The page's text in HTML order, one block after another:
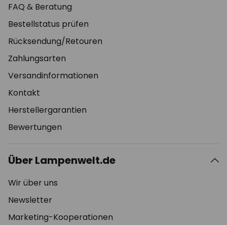
FAQ & Beratung
Bestellstatus prüfen
Rücksendung/Retouren
Zahlungsarten
Versandinformationen
Kontakt
Herstellergarantien
Bewertungen
Über Lampenwelt.de
Wir über uns
Newsletter
Marketing-Kooperationen